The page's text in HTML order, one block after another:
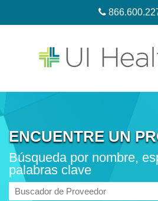
ENCUENTRE UN
Búsqueda por nombre,
palabras clave
Buscador